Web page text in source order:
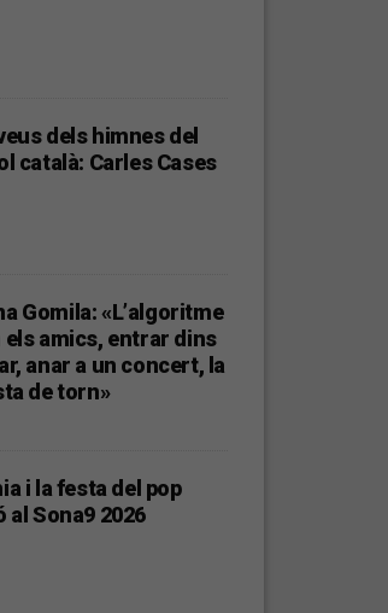
dels himnes del
català: Carles Cases
Gomila: «L’algoritme
els amics, entrar dins
anar a un concert, la
de torn»
i la festa del pop
al Sona9 2026